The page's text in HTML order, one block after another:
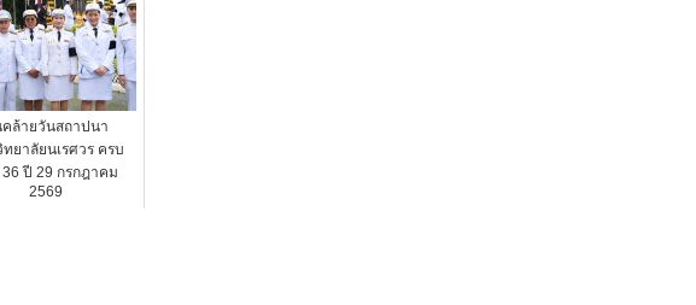
ล้ายวันสถาปนา
ยาลัยนเรศวร ครบ
36 ปี 29 กรกฎาคม
2569